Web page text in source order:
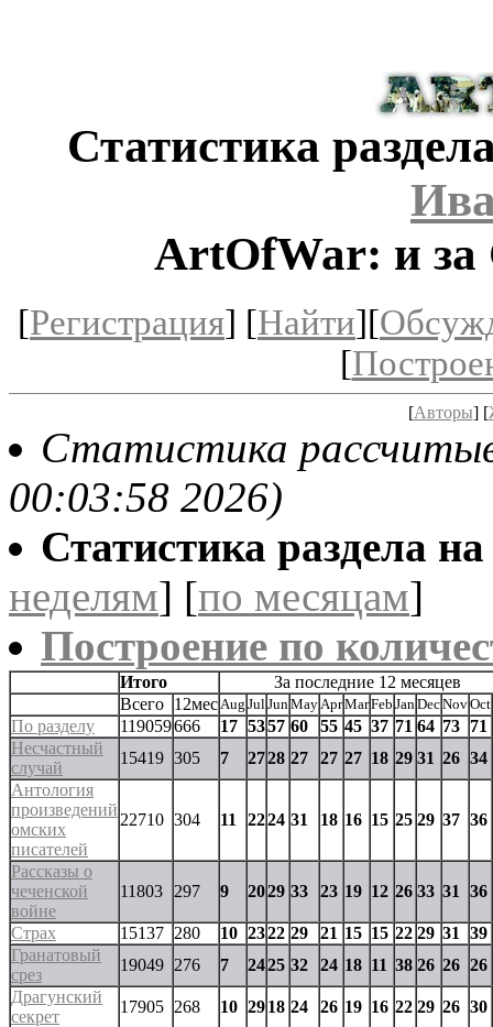
Статистика
ArtOfWar: и за
[Регистрация] [Найти][
[
[Авторы] [
Статистика
00:03:58 2026)
Статистика раздела
неделям] [по месяцам]
Построение по
Итого
За последние 12 месяцев
Всего 12мес Aug Jul Jun May AprMarFeb Jan DecNovOct
По разделу 119059666 17 5357 60 55 45 37 71 64 73 71
Несчастный
случай
15419 305 7 2728 27 27 27 18 29 31 26 34
Антология
произведений
омских
писателей
22710 304 11 2224 31 18 16 15 25 29 37 36
Рассказы о
чеченской
войне
11803 297 9 2029 33 23 19 12 26 33 31 36
Страх 15137 280 10 2322 29 21 15 15 22 29 31
39
Гранатовый
срез
19049 276 7 2425 32 24 18 11 38 26 26 26
Драгунский
секрет
17905 268 10 2918 24 26 19 16 22 29 26 30